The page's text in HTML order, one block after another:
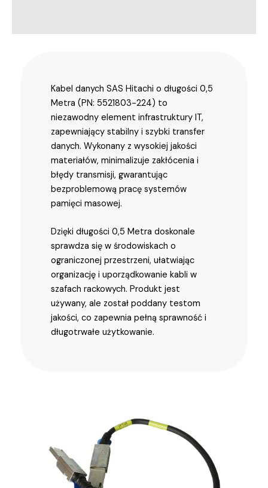
Kabel danych SAS Hitachi o długości 0,5
Metra (PN: 5521803-224) to
niezawodny element infrastruktury IT,
zapewniający stabilny i szybki transfer
danych. Wykonany z wysokiej jakości
materiałów, minimalizuje zakłócenia i
błędy transmisji, gwarantując
bezproblemową pracę systemów
pamięci masowej.
Dzięki długości 0,5 Metra doskonale
sprawdza się w środowiskach o
ograniczonej przestrzeni, ułatwiając
organizację i uporządkowanie kabli w
szafach rackowych. Produkt jest
używany, ale został poddany testom
jakości, co zapewnia pełną sprawność i
długotrwałe użytkowanie.